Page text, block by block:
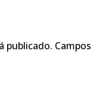
publicado. Campos